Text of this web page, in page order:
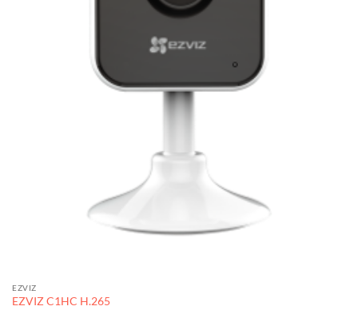
EZVIZ
EZVIZ C1HC H.265